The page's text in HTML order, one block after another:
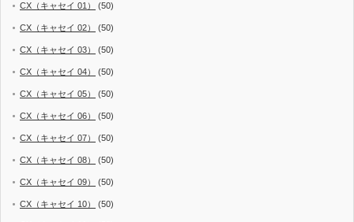
CX（キャセイ 01） (50)
CX（キャセイ 02） (50)
CX（キャセイ 03） (50)
CX（キャセイ 04） (50)
CX（キャセイ 05） (50)
CX（キャセイ 06） (50)
CX（キャセイ 07） (50)
CX（キャセイ 08） (50)
CX（キャセイ 09） (50)
CX（キャセイ 10） (50)